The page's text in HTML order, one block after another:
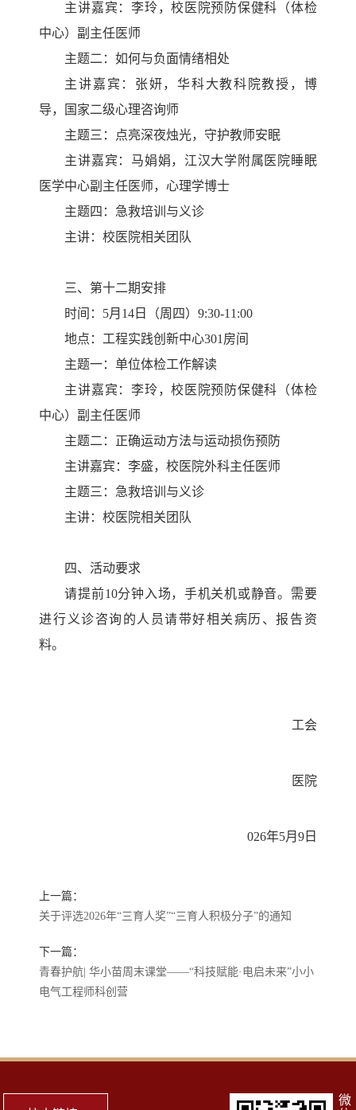
主讲嘉宾：李玲，校医院预防保健科（体检
中心）副主任医师
主题二：如何与负面情绪相处
主讲嘉宾：张妍，华科大教科院教授，博
导，国家二级心理咨询师
主题三： 点亮深夜烛光，守护教师安眠
主讲嘉宾：马娟娟，江汉大学附属医院睡眠
医学中心副主任医师，心理学博士
主题四：急救培训与义诊
主讲：校医院相关团队
三、第十二期安排
时间：5月14日（周四）9:30-11:00
地点：工程实践创新中心301房间
主题一：单位体检工作解读
主讲嘉宾：李玲，校医院预防保健科（体检
中心）副主任医师
主题二：正确运动方法与运动损伤预防
主讲嘉宾：李盛，校医院外科主任医师
主题三：急救培训与义诊
主讲：校医院相关团队
四、活动要求
请提前10分钟入场，手机关机或静音。需要
进行义诊咨询的人员请带好相关病历、报告资
料。
工会
医院
026年5月9日
上一篇：
关于评选2026年“三育人奖”“三育人积极分子”的通知
下一篇：
青春护航| 华小苗周末课堂——“科技赋能·电启未来”小小
电气工程师科创营
微